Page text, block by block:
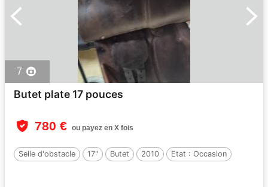
7
Butet plate 17 pouces
780 € ou payez en X fois
Selle d'obstacle 17" Butet 2010 Etat : Occasion